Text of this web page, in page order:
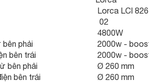
Lorca LCI 826
02
4800W
phải
2000w -
bên trái
2000w -
bên phải
Ø 260 mm
bên trái
Ø 260 mm